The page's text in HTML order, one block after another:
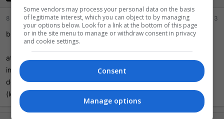
8 Setembro 2011 #13
bom tópeco, acompanharei.
atualmente acompanho o blog do gustavo noblat para me
interar das noticias, mas nao sabia q ja tinham marcado a luta
do overbomba, vai começar a limpar a categoria por baixo
(lernar é um b*sta, para aqueles que acham ele bom)
Some vendors may process your personal data on the basis
of legitimate interest, which you can object to by managing
your options below. Look for a link at the bottom of this page
or in the site menu to manage or withdraw consent in privacy
and cookie settings.
Consent
Manage options